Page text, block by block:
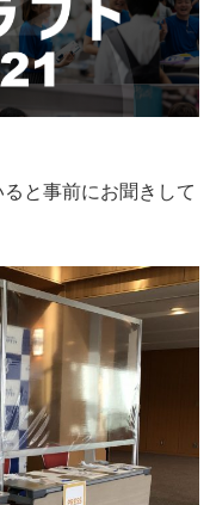
と事前にお聞きして